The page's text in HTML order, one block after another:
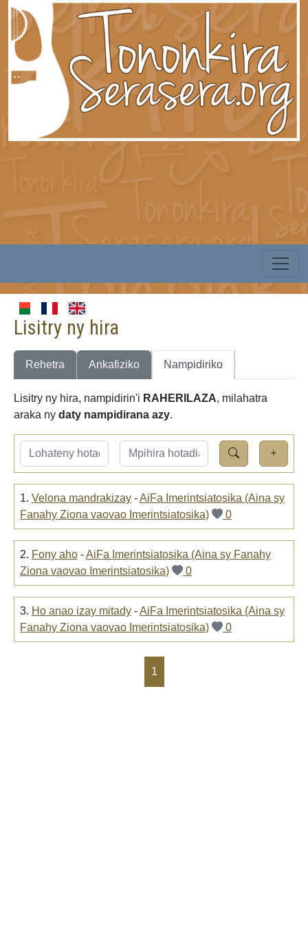
Lisitry ny hira
Rehetra Ankafiziko Nampidiriko
Lisitry ny hira, nampidirin'i RAHERILAZA, milahatra
araka ny daty nampidirana azy.
1. Velona mandrakizay -AiFa Imerintsiatosika (Aina sy
Fanahy Ziona vaovao Imerintsiatosika)
0
2. Fony aho -AiFa Imerintsiatosika (Aina sy Fanahy
Ziona vaovao Imerintsiatosika)
0
3. Ho anao izay mitady -AiFa Imerintsiatosika (Aina sy
Fanahy Ziona vaovao Imerintsiatosika)
0
1